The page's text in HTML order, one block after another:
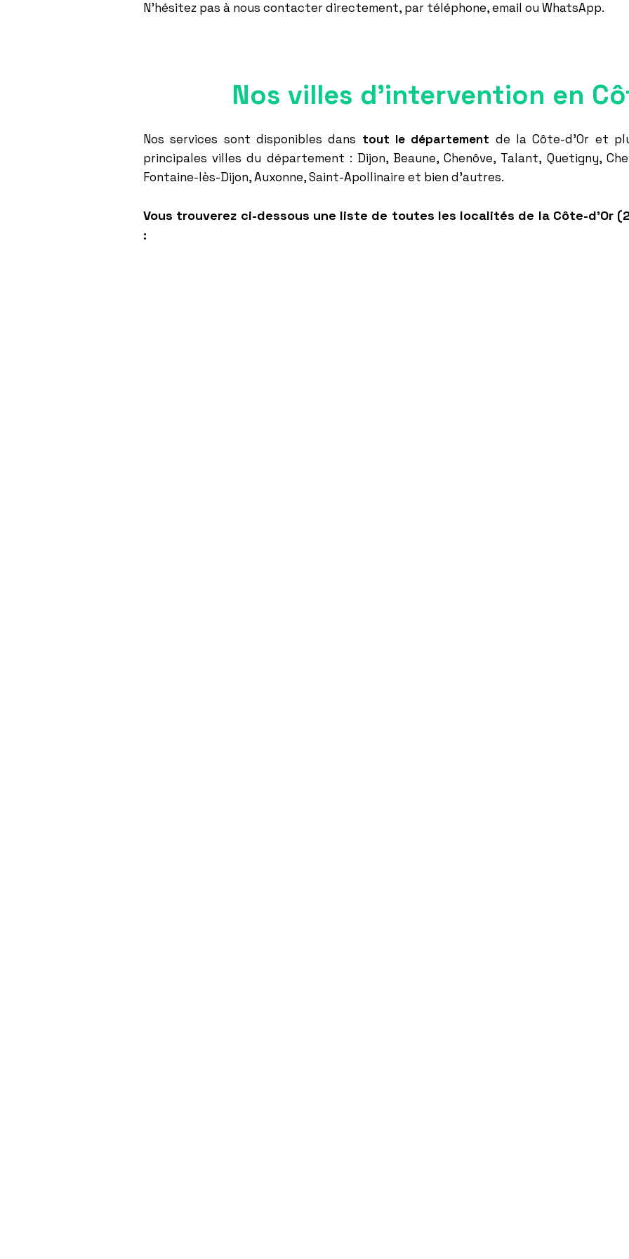
N'hésitez pas à nous contacterdirectement, par téléphone, email ou WhatsApp.
Nos villes d'intervention en
Nos services sont disponibles dans tout le département de la Côte-d'Or et
principales villes du département : Dijon, Beaune, Chenôve, Talant, Quetigny,
Fontaine-lès-Dijon, Auxonne, Saint-Apollinaire et bien d'autres.
Vous trouverez ci-dessous une liste de toutes les localités de la Côte-d'Or
: